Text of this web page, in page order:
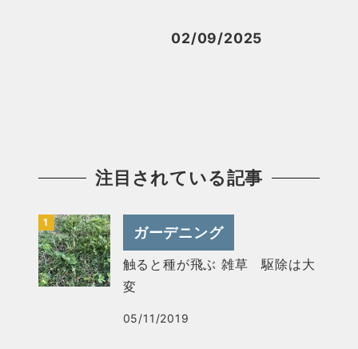
投稿日
02/09/2025
注目されている記事
ガーデニング
触ると種が飛ぶ 雑草 駆除は大
変
05/11/2019